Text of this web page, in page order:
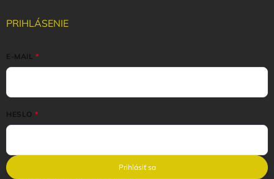
PRIHLÁSENIE
E-MAIL
HESLO
Prihlásiť sa